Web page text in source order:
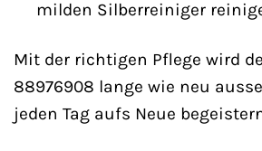
milden Silberreiniger
Mit der richtigen Pflege wird
88976908 lange wie neu
jeden Tag aufs Neue